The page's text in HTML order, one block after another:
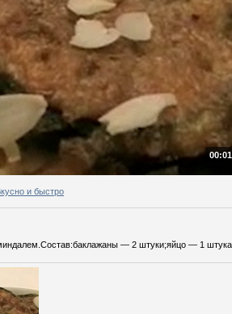
и быстро
— 2 штуки;яйцо — 1